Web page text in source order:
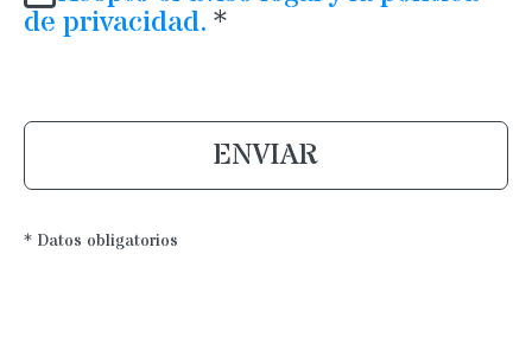
de privacidad. *
ENVIAR
* Datos obligatorios